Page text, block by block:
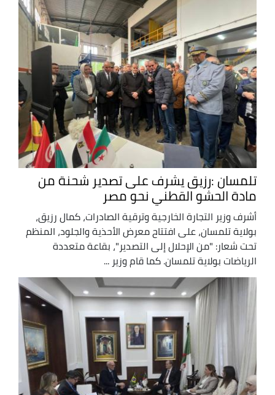
تلمسان :رزيق يشرف على تصدير شحنة من
مادة الحشو القطني نحو مصر
أشرف وزير التجارة الخارجية وترقية الصادرات، كمال رزيق،
بولاية تلمسان، على افتتاح معرض الأحذية والجلود، المنظم
تحت شعار: "من الإحلال إلى التصدير"، بقاعة متعددة
الرياضات بولاية تلمسان. كما قام وزير ...